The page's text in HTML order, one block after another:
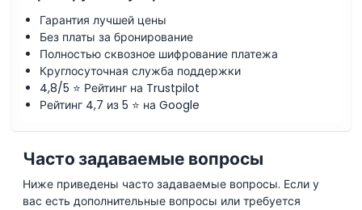
Гарантия лучшей цены
Без платы за бронирование
Полностью сквозное шифрование платежа
Круглосуточная служба поддержки
4,8/5 ⭐ Рейтинг на Trustpilot
Рейтинг 4,7 из 5 ⭐ на Google
Часто задаваемые вопросы
Ниже приведены часто задаваемые вопросы. Если у
вас есть дополнительные вопросы или требуется